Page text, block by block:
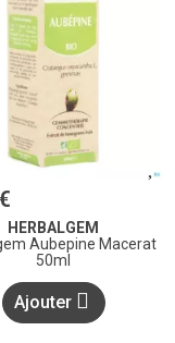
€
HERBALGEM
Aubepine Macerat
50ml
Ajouter